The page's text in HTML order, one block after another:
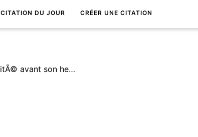
CITATION DU JOUR CRÉER UNE CITATION
Tous ceux qui veulent dire une vÃ©ritÃ© avant son heure risquent de se retrouver hÃ©rÃ©tiques.